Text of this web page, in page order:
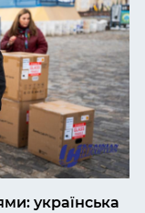
українська